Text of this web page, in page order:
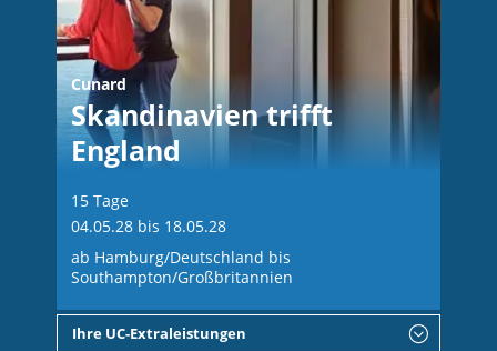
Cunard
Skandinavien trifft
England
15 Tage
04.05.28 bis 18.05.28
ab Hamburg/Deutschland bis
Southampton/Großbritannien
Ihre UC-Extraleistungen